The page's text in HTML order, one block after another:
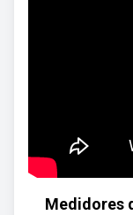
Medidores